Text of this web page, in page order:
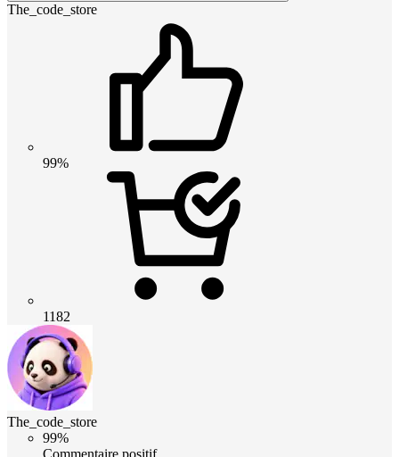
The_code_store
99%
1182
The_code_store
99%
Commentaire positif